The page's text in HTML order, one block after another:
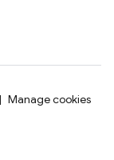
Manage cookies